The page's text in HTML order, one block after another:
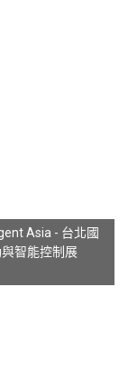
Asia - 台北國
智能控制展